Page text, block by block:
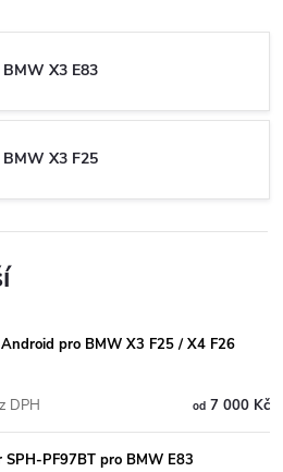
X3 E83
X3 F25
pro BMW X3 F25 / X4 F26
od7 000 Kč
DPH
PF97BT pro BMW E83